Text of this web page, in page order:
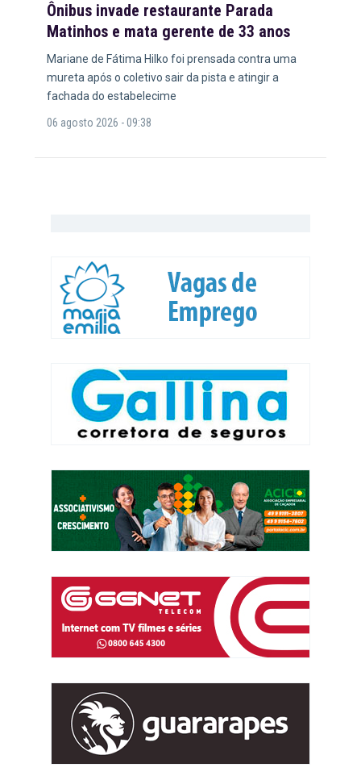
Ônibus invade restaurante Parada
Matinhos e mata gerente de 33 anos
Mariane de Fátima Hilko foi prensada contra uma
mureta após o coletivo sair da pista e atingir a
fachada do estabelecime
06 agosto 2026 - 09:38